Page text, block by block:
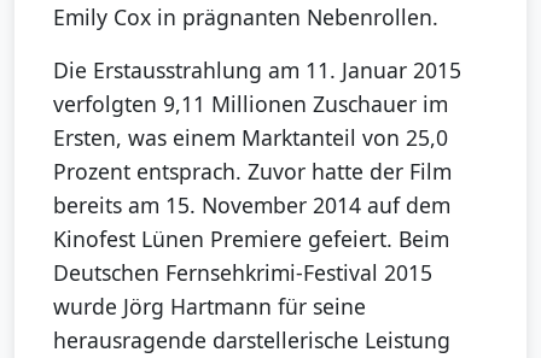
Emily Cox in prägnanten Nebenrollen.
Die Erstausstrahlung am 11. Januar 2015
verfolgten 9,11 Millionen Zuschauer im
Ersten, was einem Marktanteil von 25,0
Prozent entsprach. Zuvor hatte der Film
bereits am 15. November 2014 auf dem
Kinofest Lünen Premiere gefeiert. Beim
Deutschen Fernsehkrimi-Festival 2015
wurde Jörg Hartmann für seine
herausragende darstellerische Leistung